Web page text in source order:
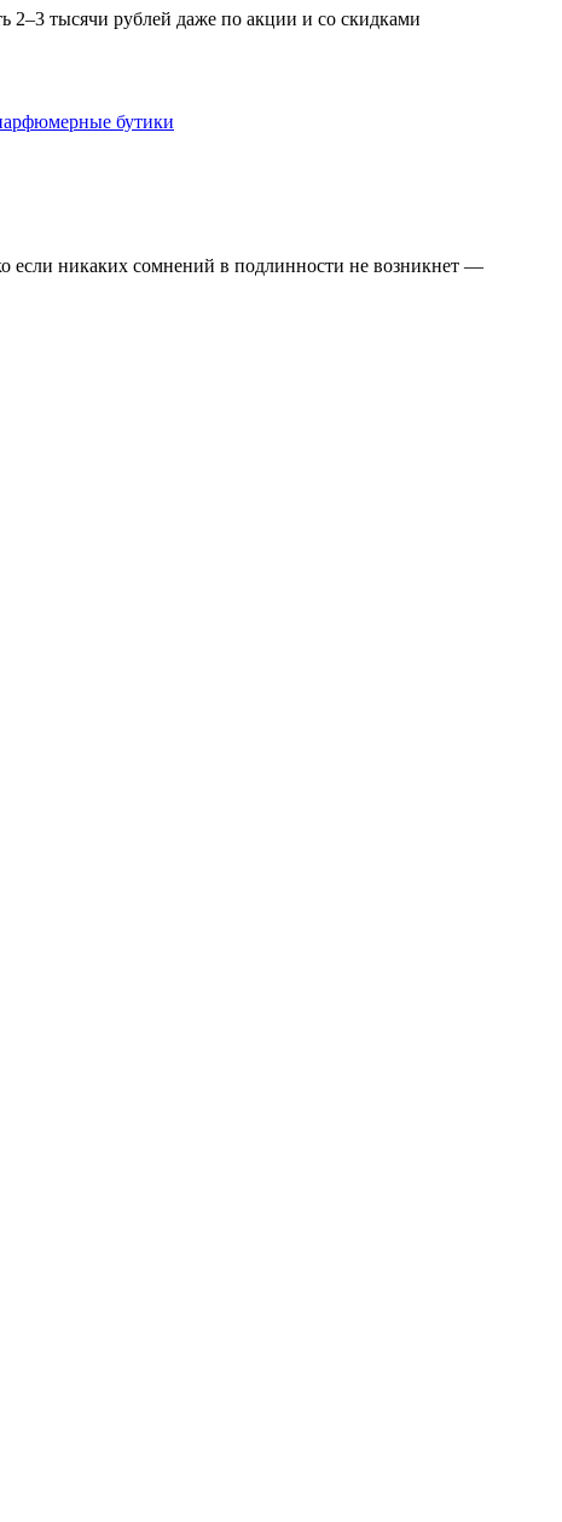
2–3 тысячи рублей даже по акции и со скидками
бутики
если никаких сомнений в подлинности не возникнет —